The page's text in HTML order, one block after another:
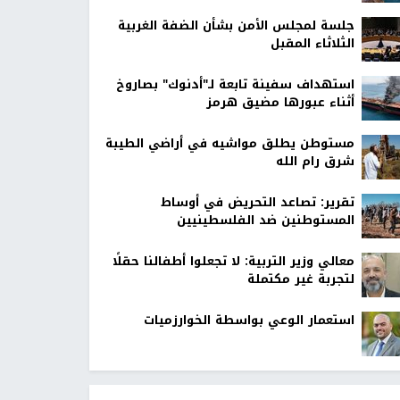
جلسة لمجلس الأمن بشأن الضفة الغربية
الثلاثاء المقبل
استهداف سفينة تابعة لـ"أدنوك" بصاروخ
أثناء عبورها مضيق هرمز
مستوطن يطلق مواشيه في أراضي الطيبة
شرق رام الله
تقرير: تصاعد التحريض في أوساط
المستوطنين ضد الفلسطينيين
معالي وزير التربية: لا تجعلوا أطفالنا حقلًا
لتجربة غير مكتملة
استعمار الوعي بواسطة الخوارزميات